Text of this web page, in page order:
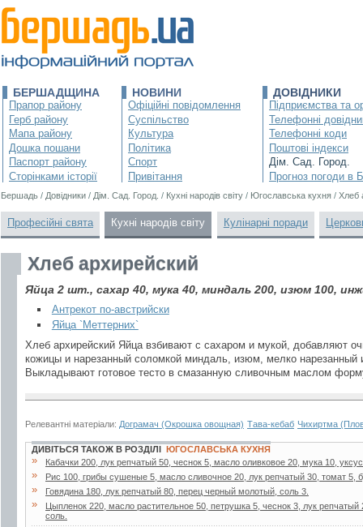
БЕРШАДЩИНА
Прапор району
Герб району
Мапа району
Дошка пошани
Паспорт району
Сторінками історії
НОВИНИ
Офіційні повідомлення
Суспільство
Культура
Політика
Спорт
Привітання
ДОВІДНИКИ
Підприємства та
Телефонні
Телефонні коди
Поштові індекси
Дім. Сад. Город.
Прогноз погоди в
Бершадь / Довідники / Дім. Сад. Город. / Кухні народів світу / Югославська кухня / Хлеб
Професійні свята Кухні народів світу Кулінарні поради
Хлеб архирейский
Яйца 2 шт., сахар 40, мука 40, миндаль 200, изюм 100,
Антрекот по-австрийски
Яйца `Меттерних`
Хлеб архирейский Яйца взбивают с сахаром и мукой, добавляют
кожицы и нарезанный соломкой миндаль, изюм, мелко нарезанный
Выкладывают готовое тесто в смазанную сливочным маслом
Релевантні матеріали: Дограмач (Окрошка овощная) Тава-кебаб Чихиртма
ДИВІТЬСЯ ТАКОЖ В РОЗДІЛІ ЮГОСЛАВСЬКА КУХНЯ
» Кабачки 200, лук репчатый 50, чеснок 5, масло оливковое 20, мука 10,
» Рис 100, грибы сушеные 5, масло сливочное 20, лук репчатый 30, томат 5,
» Говядина 180, лук репчатый 80, перец черный молотый, соль 3.
»
Цыпленок 220, масло растительное 50, петрушка 5, чеснок 3, лук
соль.